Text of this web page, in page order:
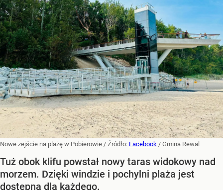
Nowe zejście na plażę w Pobierowie / Źródło: Facebook / Gmina Rewal
Tuż obok klifu powstał nowy taras widokowy nad
morzem. Dzięki windzie i pochylni plaża jest
dostępna dla każdego.